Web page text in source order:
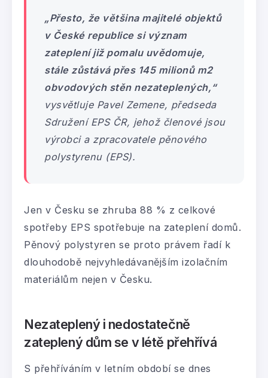
„Přesto, že většina majitelé objektů
v České republice si význam
zateplení již pomalu uvědomuje,
stále zůstává přes 145 milionů m2
obvodových stěn nezateplených,“
vysvětluje Pavel Zemene, předseda
Sdružení EPS ČR, jehož členové jsou
výrobci a zpracovatele pěnového
polystyrenu (EPS).
Jen v Česku se zhruba 88 % z celkové
spotřeby EPS spotřebuje na zateplení domů.
Pěnový polystyren se proto právem řadí k
dlouhodobě nejvyhledávanějším izolačním
materiálům nejen v Česku.
Nezateplený i nedostatečně
zateplený dům se v létě přehřívá
S přehříváním v letním období se dnes